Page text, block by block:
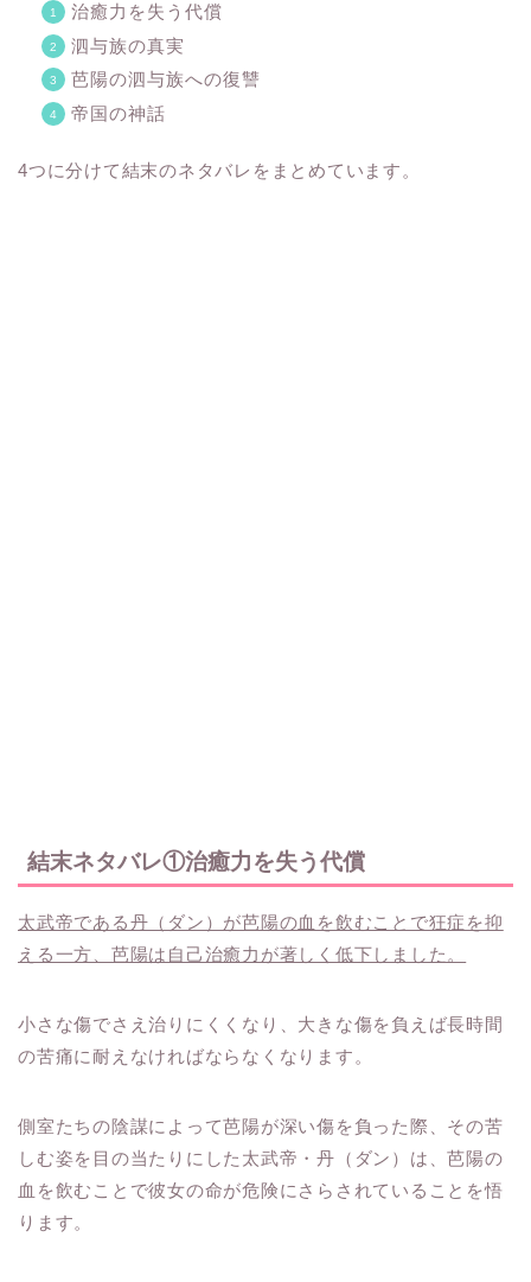
治癒力を失う代償
泗与族の真実
芭陽の泗与族への復讐
帝国の神話
4つに分けて結末のネタバレをまとめています。
結末ネタバレ①治癒力を失う代償
太武帝である丹（ダン）が芭陽の血を飲むことで狂症を抑
える一方、芭陽は自己治癒力が著しく低下しました。
小さな傷でさえ治りにくくなり、大きな傷を負えば長時間
の苦痛に耐えなければならなくなります。
側室たちの陰謀によって芭陽が深い傷を負った際、その苦
しむ姿を目の当たりにした太武帝・丹（ダン）は、芭陽の
血を飲むことで彼女の命が危険にさらされていることを悟
ります。